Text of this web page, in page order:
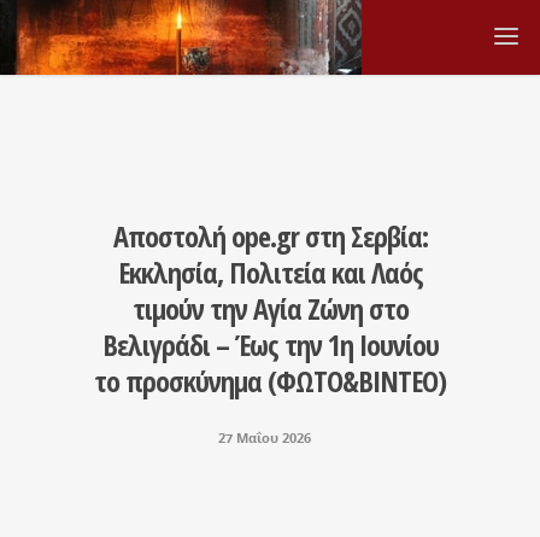
Αποστολή ope.gr στη Σερβία:
Εκκλησία, Πολιτεία και Λαός
τιμούν την Αγία Ζώνη στο
Βελιγράδι – Έως την 1η Ιουνίου
το προσκύνημα (ΦΩΤΟ&ΒΙΝΤΕΟ)
27 Μαΐου 2026